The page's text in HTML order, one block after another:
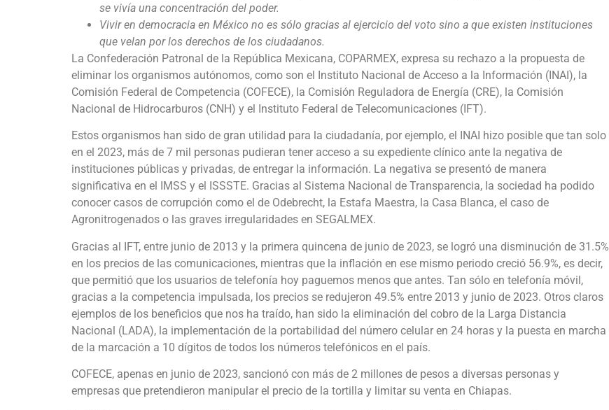
se vivía una concentración del poder.
Vivir en democracia en México no es sólo gracias al ejercicio del voto sino a que existen instituciones
que velan por los derechos de los ciudadanos.
La Confederación Patronal de la República Mexicana, COPARMEX, expresa su rechazo a la propuesta de
eliminar los organismos autónomos, como son el Instituto Nacional de Acceso a la Información (INAI), la
Comisión Federal de Competencia (COFECE), la Comisión Reguladora de Energía (CRE), la Comisión
Nacional de Hidrocarburos (CNH) y el Instituto Federal de Telecomunicaciones (IFT).
Estos organismos han sido de gran utilidad para la ciudadanía, por ejemplo, el INAI hizo posible que tan solo
en el 2023, más de 7 mil personas pudieran tener acceso a su expediente clínico ante la negativa de
instituciones públicas y privadas, de entregar la información. La negativa se presentó de manera
significativa en el IMSS y el ISSSTE. Gracias al Sistema Nacional de Transparencia, la sociedad ha podido
conocer casos de corrupción como el de Odebrecht, la Estafa Maestra, la Casa Blanca, el caso de
Agronitrogenados o las graves irregularidades en SEGALMEX.
Gracias al IFT, entre junio de 2013 y la primera quincena de junio de 2023, se logró una disminución de 31.5%
en los precios de las comunicaciones, mientras que la inflación en ese mismo periodo creció 56.9%, es decir,
que permitió que los usuarios de telefonía hoy paguemos menos que antes. Tan sólo en telefonía móvil,
gracias a la competencia impulsada, los precios se redujeron 49.5% entre 2013 y junio de 2023. Otros claros
ejemplos de los beneficios que nos ha traído, han sido la eliminación del cobro de la Larga Distancia
Nacional (LADA), la implementación de la portabilidad del número celular en 24 horas y la puesta en marcha
de la marcación a 10 dígitos de todos los números telefónicos en el país.
COFECE, apenas en junio de 2023, sancionó con más de 2 millones de pesos a diversas personas y
empresas que pretendieron manipular el precio de la tortilla y limitar su venta en Chiapas.